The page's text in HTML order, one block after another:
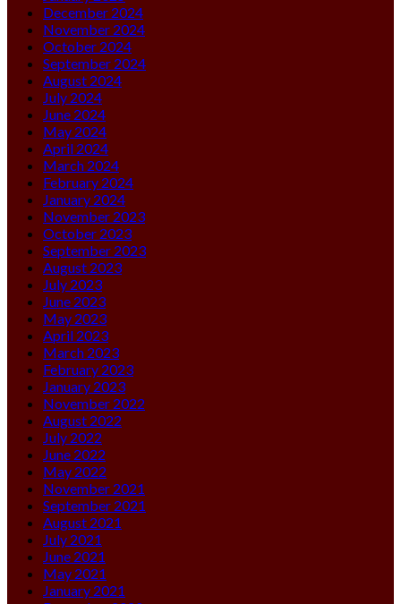
December 2024
November 2024
October 2024
September 2024
August 2024
July 2024
June 2024
May 2024
April 2024
March 2024
February 2024
January 2024
November 2023
October 2023
September 2023
August 2023
July 2023
June 2023
May 2023
April 2023
March 2023
February 2023
January 2023
November 2022
August 2022
July 2022
June 2022
May 2022
November 2021
September 2021
August 2021
July 2021
June 2021
May 2021
January 2021